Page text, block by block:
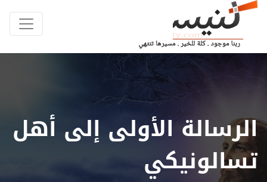
الرسالة الأولى إلى أهل
تسالونيكي